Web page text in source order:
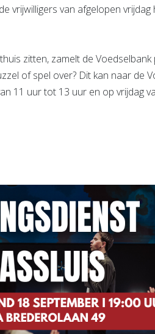
vrijwilligers van afgelopen
zitten, zamelt de
of spel over? Dit kan naar de
11 uur tot 13 uur en op vrijdag